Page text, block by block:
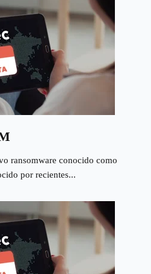
ransomware conocido como
por recientes...